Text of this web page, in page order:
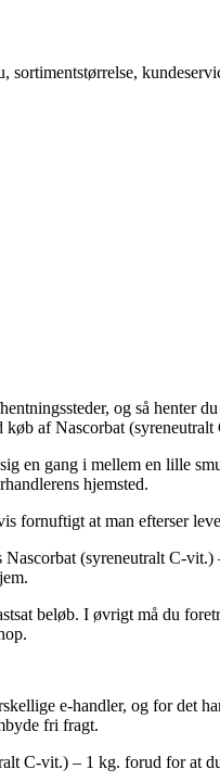
og så henter
køb af Nascorbat
en gang i mellem en lille
hjemsted.
at man efterser
(syreneutralt C-
beløb. I øvrigt må du
e-handler, og for det
fri fragt.
C-vit.) – 1 kg. forud for at